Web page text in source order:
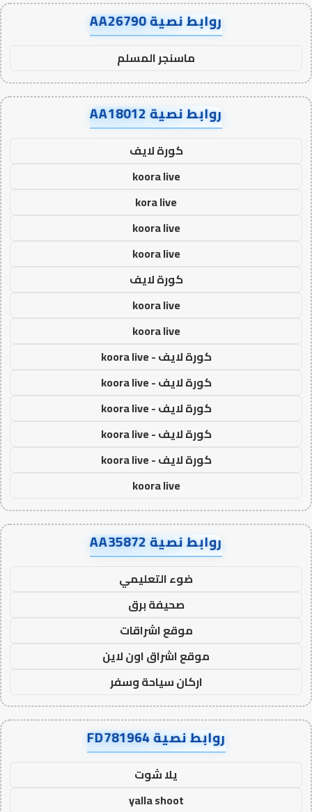
روابط نصية AA26790
ماسنجر المسلم
روابط نصية AA18012
كورة لايف
koora live
kora live
koora live
koora live
كورة لايف
koora live
koora live
كورة لايف - koora live
كورة لايف - koora live
كورة لايف - koora live
كورة لايف - koora live
كورة لايف - koora live
koora live
روابط نصية AA35872
ضوء التعليمي
صحيفة برق
موقع اشراقات
موقع اشراق اون لاين
اركان سياحة وسفر
روابط نصية FD781964
يلا شوت
yalla shoot